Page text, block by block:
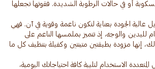
أو في حالات الرطوبة الشديدة. فقوتها تجعلها
عالية الجودة بعناية لتكون ناعمة وقوية في آن. فهي
لليدين والوجه، إذ تتميز بملمسها الناعم على
إنها مزودة بطبقتين متينتين وكفيلة بتنظيف كل ما
الاستخدام لتلبية كافة احتياجاتك اليومية،